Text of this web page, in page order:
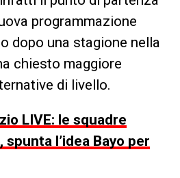
programmazione
dopo una stagione nella
chiesto maggiore
di livello.
LIVE: le squadre
l’idea Bayo per